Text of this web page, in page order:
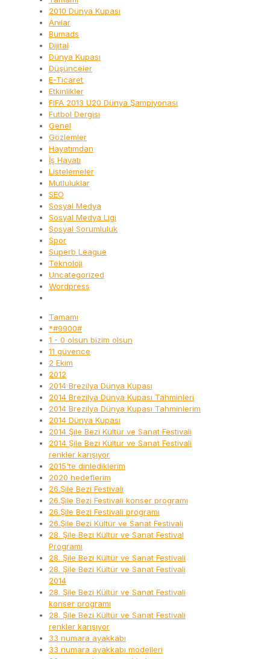
2010 Dünya Kupası
Anılar
Bumads
Dijital
Dünya Kupası
Düşünceler
E-Ticaret
Etkinlikler
FIFA 2013 U20 Dünya Şampiyonası
Futbol Dergisi
Genel
Gözlemler
Hayatımdan
İş Hayatı
Listelemeler
Mutluluklar
SEO
Sosyal Medya
Sosyal Medya Ligi
Sosyal Sorumluluk
Spor
Superb League
Teknoloji
Uncategorized
Wordpress
Tamamı
*#9900#
1 - 0 olsun bizim olsun
11 güvence
2 Ekim
2012
2014 Brezilya Dünya Kupası
2014 Brezilya Dünya Kupası Tahminleri
2014 Brezilya Dünya Kupası Tahminlerim
2014 Dünya Kupası
2014 Şile Bezi Kültür ve Sanat Festivali
2014 Şile Bezi Kültür ve Sanat Festivali
renkler karışıyor
2015'te dinlediklerim
2020 hedeflerim
26.Şile Bezi Festivali
26.Şile Bezi Festivali konser programı
26.Şile Bezi Festivali programı
26.Şile Bezi Kültür ve Sanat Festivali
28. Şile Bezi Kültür ve Sanat Festival
Programı
28. Şile Bezi Kültür ve Sanat Festivali
28. Şile Bezi Kültür ve Sanat Festivali
2014
28. Şile Bezi Kültür ve Sanat Festivali
konser programı
28. Şile Bezi Kültür ve Sanat Festivali
renkler karışıyor
33 numara ayakkabı
33 numara ayakkabı modelleri